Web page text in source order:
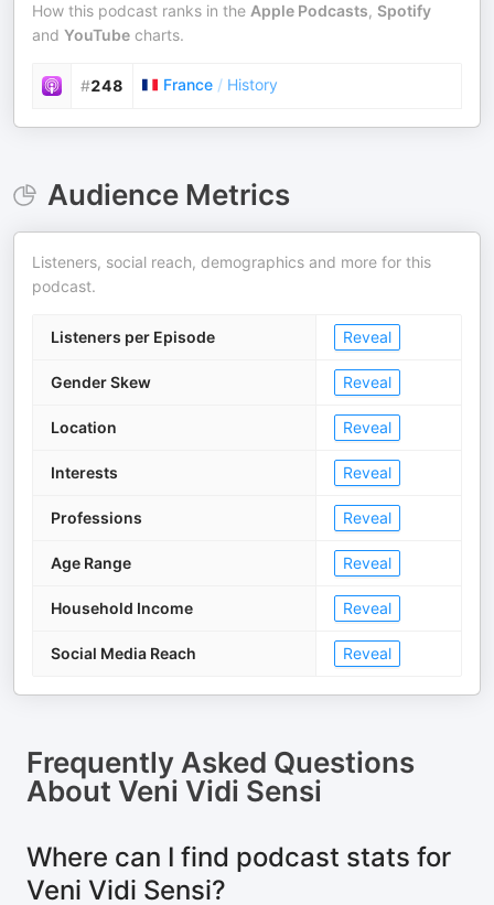
How this podcast ranks in the Apple Podcasts, Spotify
and YouTube charts.
#248 France / History
Audience Metrics
Listeners, social reach, demographics and more for this
podcast.
Listeners per Episode Reveal
Gender Skew Reveal
Location Reveal
Interests Reveal
Professions Reveal
Age Range Reveal
Household Income Reveal
Social Media Reach Reveal
Frequently Asked Questions
About Veni Vidi Sensi
Where can I find podcast stats for
Veni Vidi Sensi?